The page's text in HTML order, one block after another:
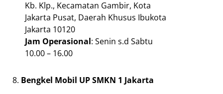
Kb. Klp., Kecamatan Gambir, Kota
Jakarta Pusat, Daerah Khusus Ibukota
Jakarta 10120
Jam Operasional: Senin s.d Sabtu
10.00 – 16.00
Bengkel Mobil UP SMKN 1 Jakarta